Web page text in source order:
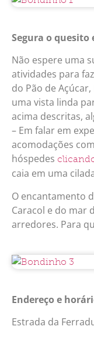
Segura o
Não espere uma
atividades para
do Pão de
uma vista linda
acima descritas,
– Em falar em
acomodações
hóspedes
caia em uma
O encantamento
Caracol e do mar
arredores. Para
Endereço e
Estrada da